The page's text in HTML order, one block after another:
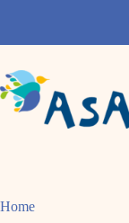
Home